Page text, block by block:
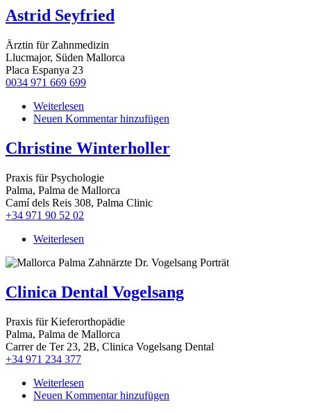
Astrid Seyfried
Ärztin für Zahnmedizin
Llucmajor, Süden Mallorca
Placa Espanya 23
0034 971 669 699
Weiterlesen
Astrid
Neuen Kommentar hinzufügen
Christine Winterholler
Praxis für Psychologie
Palma, Palma de Mallorca
Camí dels Reis 308, Palma Clinic
+34 971 90 52 02
Weiterlesen
Winterholler
Clinica Dental Vogelsang
Praxis für Kieferorthopädie
Palma, Palma de Mallorca
Carrer de Ter 23, 2B, Clinica Vogelsang Dental
+34 971 234 377
Weiterlesen
Clinica
Neuen Kommentar hinzufügen